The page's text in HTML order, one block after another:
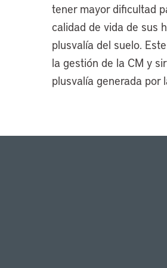
tener mayor dificultad
calidad de vida de sus
plusvalía del suelo.
la gestión de la CM y
plusvalía generada por